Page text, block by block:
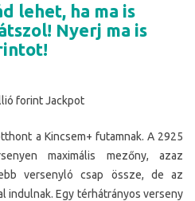
lehet, ha ma is
Nyerj ma is
forint Jackpot
a Kincsem+ futamnak. A 2925
maximális mezőny, azaz
versenyló csap össze, de az
indulnak. Egy térhátrányos verseny